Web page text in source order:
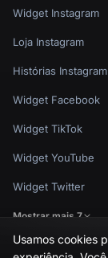
Widget Instagram
Loja Instagram
Histórias Instagram
Widget Facebook
Widget TikTok
Widget YouTube
Widget Twitter
Mostrar mais 7
Usamos cookies